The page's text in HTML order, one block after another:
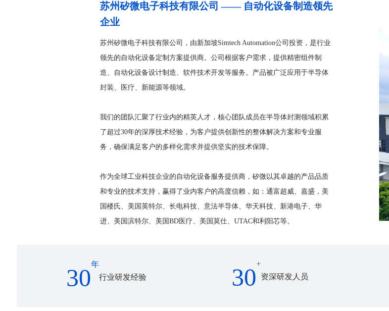
苏州矽微电子科技有限公司 —— 自动化设备制造领先
企业
苏州矽微电子科技有限公司，由新加坡Simtech Automation公司投资，是行业
领先的自动化设备定制方案提供商。公司根据客户需求，提供精密组件制
造、自动化设备设计制造、软件技术开发等服务。产品被广泛应用于半导体
封装、医疗、新能源等领域。
我们的团队汇聚了行业内的精英人才，核心团队成员在半导体封测领域积累
了超过30年的深厚技术经验，为客户提供创新性的整体解决方案和专业服
务，确保满足客户的多样化需求并提供坚实的技术保障。
作为全球工业科技企业的自动化设备服务提供商，矽微以其卓越的产品品质
和专业的技术支持，赢得了业内客户的高度信赖，如：通富超威、嘉盛，美
国楼氏、美国英特尔、长电科技、意法半导体、华天科技、新港电子、华
进、美国滨特尔、美国BD医疗、美国莫仕、UTAC和利阳芯等。
30年
行业研发经验
30+
资深研发人员